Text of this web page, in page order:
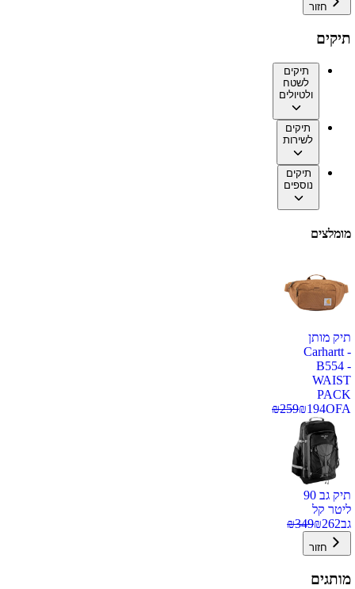
חזור
תיקים
תיקים
לשטח
ולטיולים
תיקים
לשירות
תיקים
נוספים
מומלצים
תיק מותן
Carhartt -
B554 -
WAIST
PACK
OFA
₪194
₪259
תיק גב 90
ליטר קל
גב
₪262
₪349
חזור
מותגים